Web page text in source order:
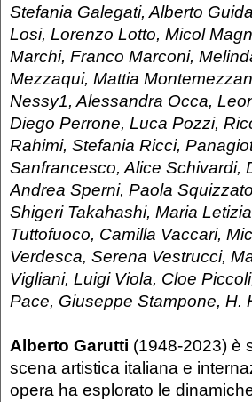
Stefania Galegati, Alberto
Losi, Lorenzo Lotto, Micol
Marchi, Franco Marconi,
Mezzaqui, Mattia
Nessy1, Alessandra Occa,
Diego Perrone, Luca Pozzi,
Rahimi, Stefania Ricci,
Sanfrancesco, Alice Schivardi,
Andrea Sperni, Paola
Shigeri Takahashi, Maria
Tuttofuoco, Camilla Vaccari,
Verdesca, Serena Vestrucci,
Vigliani, Luigi Viola, Cloe
Pace, Giuseppe Stampone, H.
Alberto Garutti (1948-2023) è
scena artistica italiana e
opera ha esplorato le